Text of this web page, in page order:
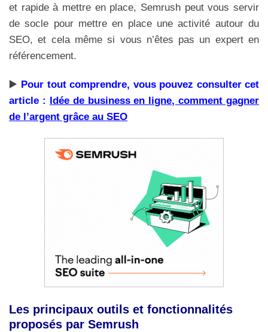
et rapide à mettre en place, Semrush peut vous servir
de socle pour mettre en place une activité autour du
SEO, et cela même si vous n’êtes pas un expert en
référencement.
▶️ Pour tout comprendre, vous pouvez consulter cet
article : Idée de business en ligne, comment gagner
de l’argent grâce au SEO
Les principaux outils et fonctionnalités
proposés par Semrush